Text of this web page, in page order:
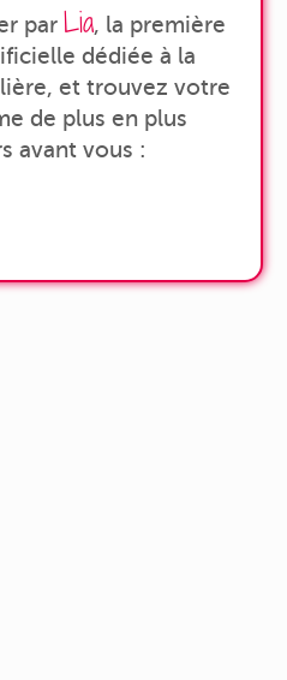
par Lia, la première
dédiée à la
et trouvez votre
de plus en plus
avant vous :